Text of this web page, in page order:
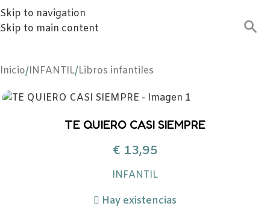
Skip to navigation
Skip to main content
Inicio/INFANTIL/Libros infantiles
TE QUIERO CASI SIEMPRE
€13,95
INFANTIL
Hay existencias